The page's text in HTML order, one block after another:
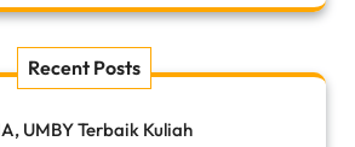
Recent Posts
UMBY Terbaik Kuliah